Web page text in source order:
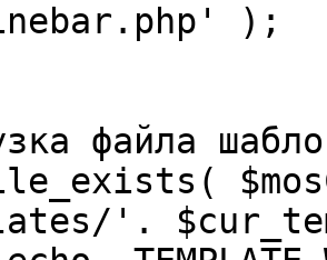
);
файла
'.